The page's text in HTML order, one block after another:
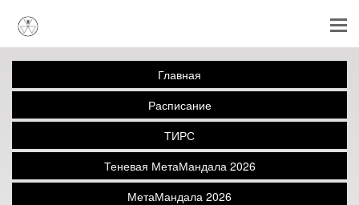
Главная
Расписание
ТИРС
Теневая МетаМандала 2026
МетаМандала 2026